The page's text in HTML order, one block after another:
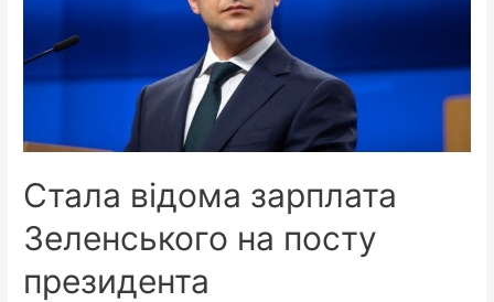
Стала відома зарплата
Зеленського на посту
президента